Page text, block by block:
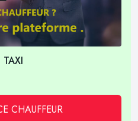
TAXI
CHAUFFEUR